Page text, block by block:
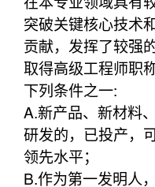
突破关键核心技术
贡献，发挥了较强
取得高级工程师职
下列条件之一:
A.新产品、新材料
研发的，已投产，
领先水平；
B.作为第一发明人